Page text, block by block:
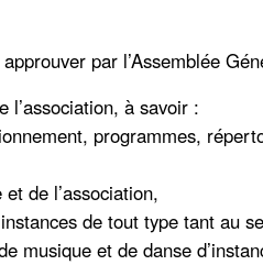
par l’Assemblée
l’association, à savoir :
programmes,
de l’association,
de tout type tant au
musique et de danse